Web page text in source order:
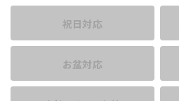
祝日対応
お盆対応